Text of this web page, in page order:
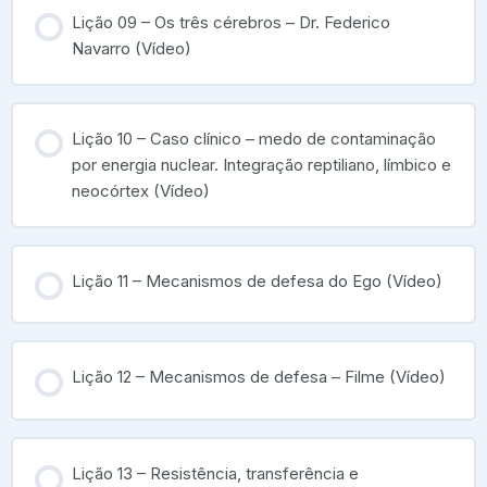
Lição 09 – Os três cérebros – Dr. Federico
Navarro (Vídeo)
Lição 10 – Caso clínico – medo de contaminação
por energia nuclear. Integração reptiliano, límbico e
neocórtex (Vídeo)
Lição 11 – Mecanismos de defesa do Ego (Vídeo)
Lição 12 – Mecanismos de defesa – Filme (Vídeo)
Lição 13 – Resistência, transferência e